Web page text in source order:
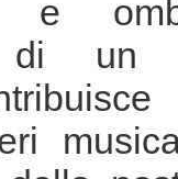
e
di un